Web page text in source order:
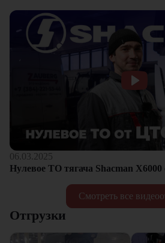
Смотреть все
06.03.2025
Нулевое ТО тягача Shacman
Отгрузки